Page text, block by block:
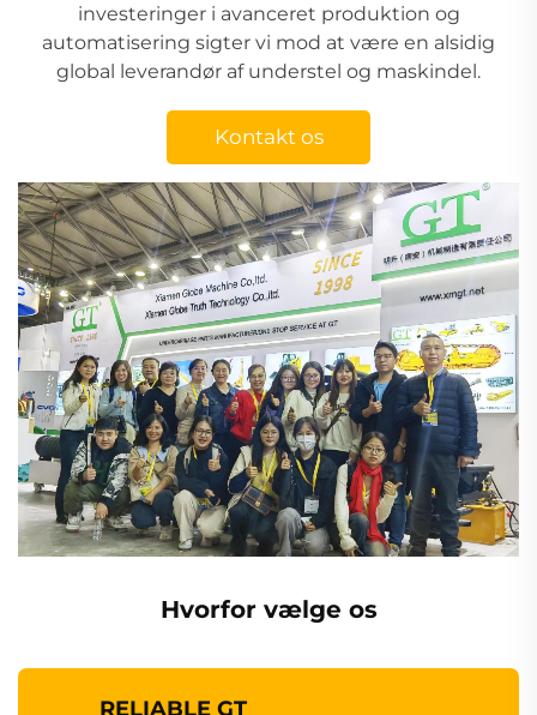
investeringer i avanceret produktion og
automatisering sigter vi mod at være en alsidig
global leverandør af understel og maskindel.
Kontakt os
Hvorfor vælge os
RELIABLE GT